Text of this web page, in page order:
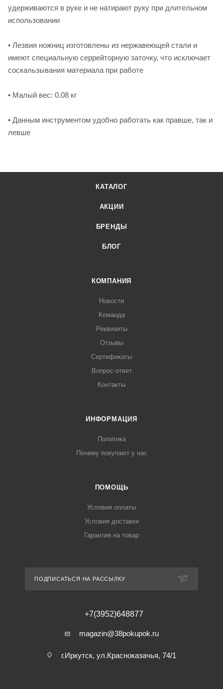
удерживаются в руке и не натирают руку при длительном
использовании
• Лезвия ножниц изготовлены из нержавеющей стали и
имеют специальную серрейторную заточку, что исключает
соскальзывания материала при работе
• Малый вес: 0.08 кг
• Данным инструментом удобно работать как правше, так и
левше
КАТАЛОГ
АКЦИИ
БРЕНДЫ
БЛОГ
КОМПАНИЯ
Новости
Команда
Реквизиты
Отзывы
Сертификаты
Вопрос-ответ
Контакты
ИНФОРМАЦИЯ
Политика
Почему покупают у нас
ПОМОЩЬ
Условия оплаты
Условия доставки
Гарантия на товар
ПОДПИСАТЬСЯ НА РАССЫЛКУ
+7(3952)648877
magazin@38pokupok.ru
г.Иркутск, ул.Красноказачья, 74/1